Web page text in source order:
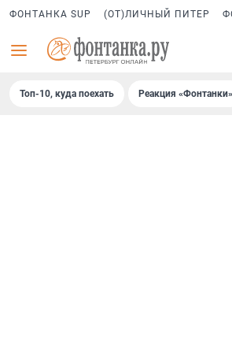
ФОНТАНКА SUP (ОТ)ЛИЧНЫЙ ПИТЕР
Топ-10, куда поехать Реакция «Фонтанки»